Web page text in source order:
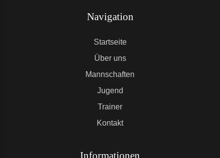
Navigation
Startseite
Über uns
Mannschaften
Jugend
Trainer
Kontakt
Informationen